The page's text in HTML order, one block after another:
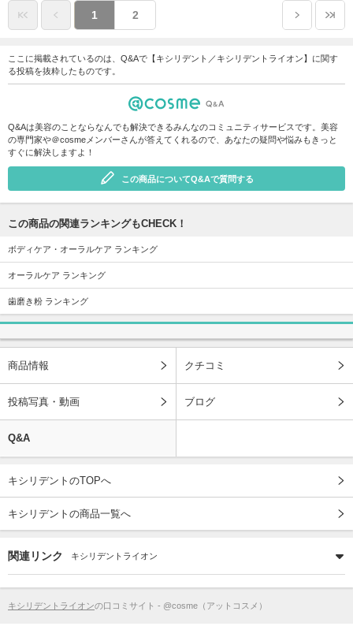
1 2
ここに掲載されているのは、Q&Aで【キシリデント／キシリデントライオン】に関す
る投稿を抜粋したものです。
Q&Aは美容のことならなんでも解決できるみんなのコミュニティサービスです。美容
の専門家や＠cosmeメンバーさんが答えてくれるので、あなたの疑問や悩みもきっと
すぐに解決しますよ！
この商品についてQ&Aで質問する
この商品の関連ランキングもCHECK！
ボディケア・オーラルケア ランキング
オーラルケア ランキング
歯磨き粉 ランキング
商品情報 クチコミ
投稿写真・動画 ブログ
Q&A
キシリデントのTOPへ
キシリデントの商品一覧へ
関連リンク キシリデントライオン
キシリデントライオンの口コミサイト - @cosme（アットコスメ）